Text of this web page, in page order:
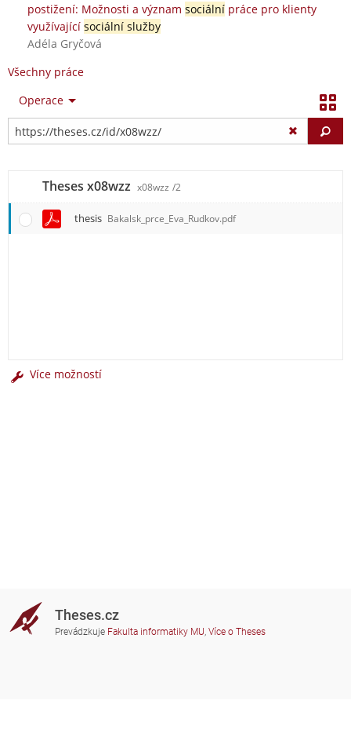
postižení: Možnosti a význam sociálnípráce pro klienty
využívající sociální služby
Adéla Gryčová
Všechny práce
Operace
Theses x08wzz x08wzz /2
thesis Bakalsk_prce_Eva_Rudkov.pdf
Více možností
Theses.cz
Prevádzkuje Fakulta informatiky MU, Více o Theses